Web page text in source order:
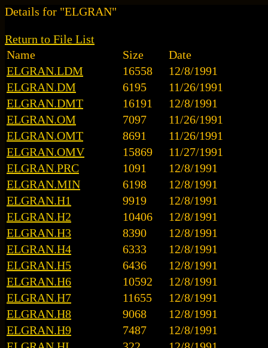
Details for "ELGRAN"
Return to File List
Name
Size
Date
ELGRAN.LDM
16558
12/8/1991
ELGRAN.DM
6195
11/26/1991
ELGRAN.DMT
16191
12/8/1991
ELGRAN.OM
7097
11/26/1991
ELGRAN.OMT
8691
11/26/1991
ELGRAN.OMV
15869
11/27/1991
ELGRAN.PRC
1091
12/8/1991
ELGRAN.MIN
6198
12/8/1991
ELGRAN.H1
9919
12/8/1991
ELGRAN.H2
10406
12/8/1991
ELGRAN.H3
8390
12/8/1991
ELGRAN.H4
6333
12/8/1991
ELGRAN.H5
6436
12/8/1991
ELGRAN.H6
10592
12/8/1991
ELGRAN.H7
11655
12/8/1991
ELGRAN.H8
9068
12/8/1991
ELGRAN.H9
7487
12/8/1991